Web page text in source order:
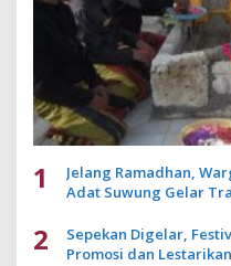
1
Jelang Ramadhan,
Adat Suwung Gelar
2
Sepekan Digelar,
Promosi dan